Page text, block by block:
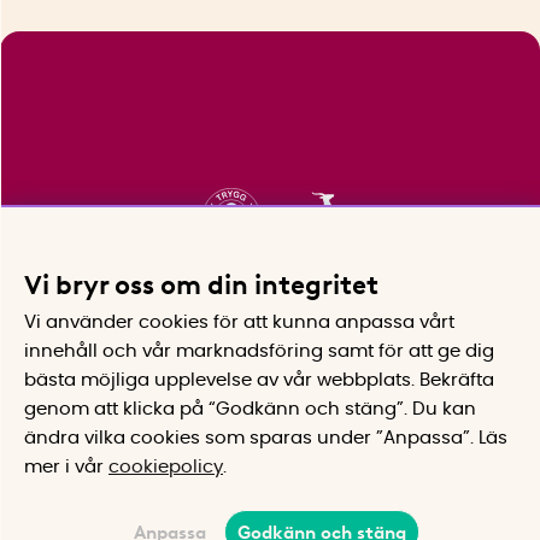
Vi bryr oss om din integritet
Vi använder cookies för att kunna anpassa vårt
innehåll och vår marknadsföring samt för att ge dig
bästa möjliga upplevelse av vår webbplats.
Bekräfta
genom att klicka på “Godkänn och stäng”. Du kan
ändra vilka cookies som sparas under ”Anpassa”.
Läs
mer i vår cookiepolicy
Anpassa Godkänn och stäng